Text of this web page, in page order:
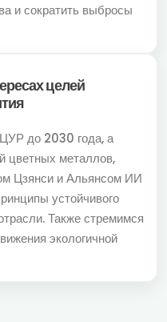
и сократить выбросы
целей
до 2030 года, а
цветных металлов,
Цзянси и Альянсом ИИ
устойчивого
Также стремимся
экологичной